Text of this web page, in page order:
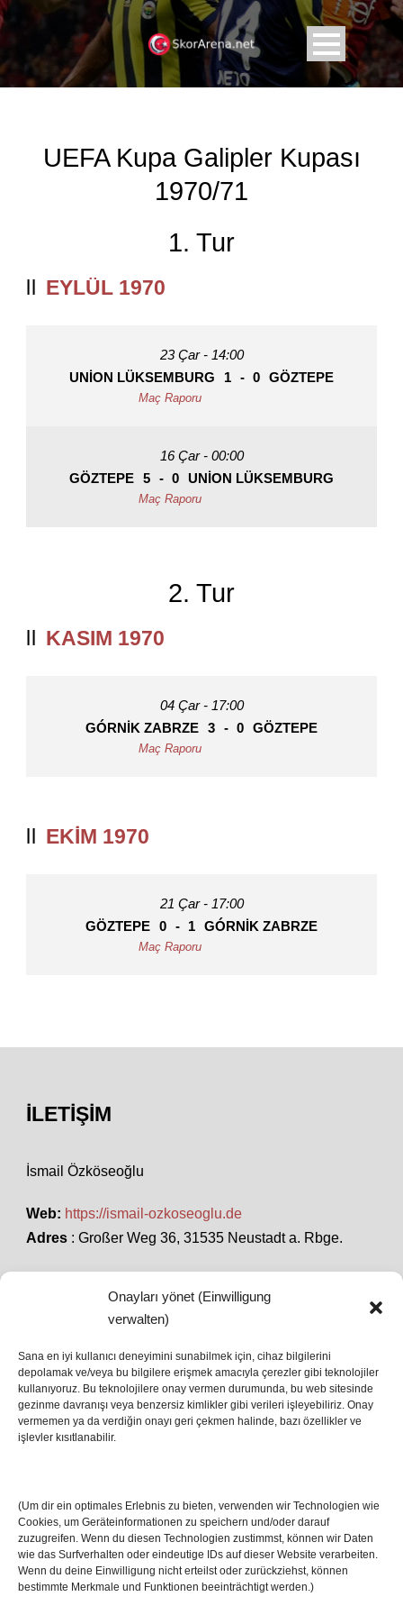
Onayları yönet (Einwilligung
verwalten)
Sana en iyi kullanıcı deneyimini sunabilmek için, cihaz bilgilerini
depolamak ve/veya bu bilgilere erişmek amacıyla çerezler gibi teknolojiler
kullanıyoruz. Bu teknolojilere onay vermen durumunda, bu web sitesinde
gezinme davranışı veya benzersiz kimlikler gibi verileri işleyebiliriz. Onay
vermemen ya da verdiğin onayı geri çekmen halinde, bazı özellikler ve
işlevler kısıtlanabilir.
(Um dir ein optimales Erlebnis zu bieten, verwenden wir Technologien wie
Cookies, um Geräteinformationen zu speichern und/oder darauf
zuzugreifen. Wenn du diesen Technologien zustimmst, können wir Daten
wie das Surfverhalten oder eindeutige IDs auf dieser Website verarbeiten.
Wenn du deine Einwilligung nicht erteilst oder zurückziehst, können
bestimmte Merkmale und Funktionen beeinträchtigt werden.)
UEFA Kupa Galipler Kupası
1970/71
1. Tur
EYLÜL 1970
23 Çar - 14:00
UNION LÜKSEMBURG
1 - 0 GÖZTEPE
16 Çar - 00:00
GÖZTEPE 5 - 0 UNION LÜKSEMBURG
2. Tur
KASIM 1970
04 Çar - 17:00
GÓRNIK ZABRZE 3 - 0 GÖZTEPE
EKIM 1970
21 Çar - 17:00
GÖZTEPE 0 - 1 GÓRNIK ZABRZE
İLETIŞIM
İsmail Özköseoğlu
Web: https://ismail-ozkoseoglu.de
Adres : Großer Weg 36, 31535 Neustadt a. Rbge.
SON HABERLER
İstanbul’da Avrupa Ligi Finali: Freiburg ve Aston
Villa Boğaz’da Tarih Yazmaya Hazırlanıyor
08 May 2026
17 Nis 2026